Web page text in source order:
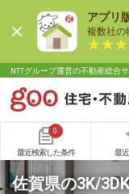
アプリ
複数社の
NTTグループ運営の不動産総合
0
最近検索した条件 最
佐賀県の3K/